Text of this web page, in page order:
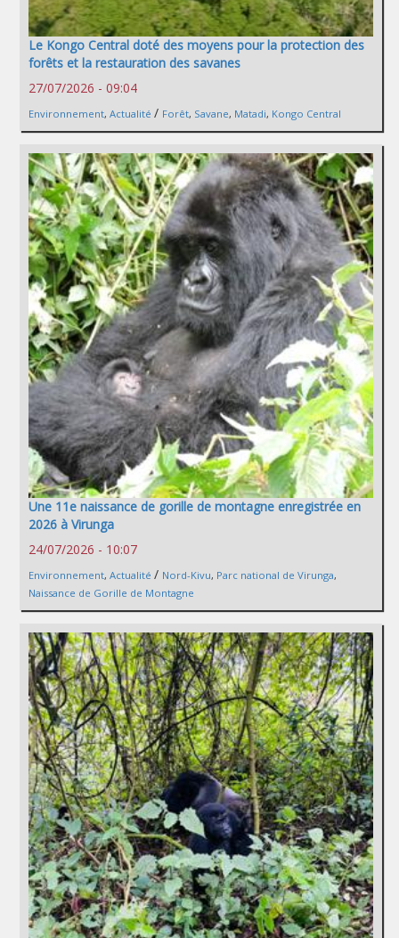
Le Kongo Central doté des moyens pour la protection des
forêts et la restauration des savanes
27/07/2026 - 09:04
Environnement, Actualité / Forêt, Savane, Matadi, Kongo Central
Une 11e naissance de gorille de montagne enregistrée en
2026 à Virunga
24/07/2026 - 10:07
Environnement, Actualité / Nord-Kivu, Parc national de Virunga,
Naissance de Gorille de Montagne